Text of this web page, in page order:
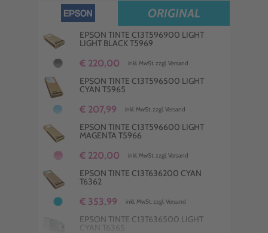
€ 136,99 inkl. MwSt. zzgl. Versand
KOMPATIBLE TINTE ERSETZT EPSON
C13T596900 T5969 LIGHT LIGHT
BLACK
€ 153,99 inkl. MwSt. zzgl. Versand
ORIGINAL
EPSON TINTE C13T596900 LIGHT
LIGHT BLACK T5969
€ 220,00 inkl. MwSt. zzgl. Versand
EPSON TINTE C13T596500 LIGHT
CYAN T5965
€ 207,99 inkl. MwSt. zzgl. Versand
EPSON TINTE C13T596600 LIGHT
MAGENTA T5966
€ 220,00 inkl. MwSt. zzgl. Versand
EPSON TINTE C13T636200 CYAN
T6362
€ 353,99 inkl. MwSt. zzgl. Versand
EPSON TINTE C13T636500 LIGHT
CYAN T6365